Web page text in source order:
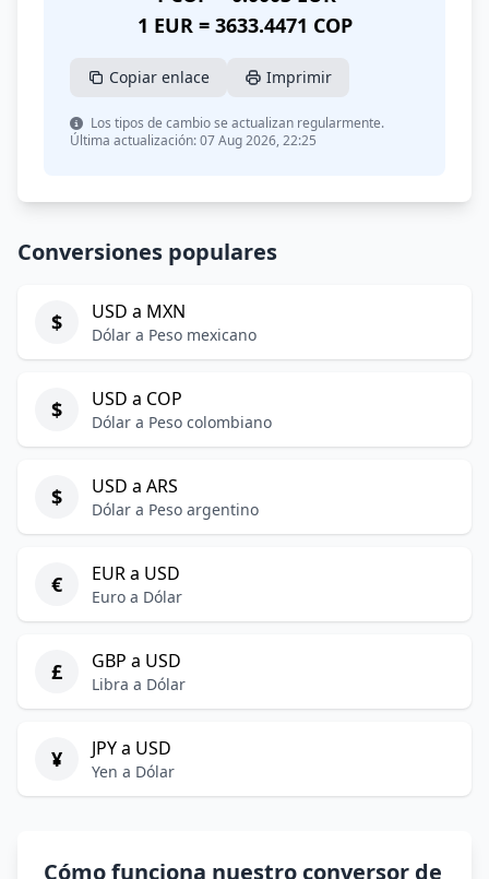
1 EUR = 3633.4471 COP
Copiar enlace Imprimir
Los tipos de cambio se actualizan regularmente.
Última actualización: 07 Aug 2026, 22:25
Conversiones populares
$ USD a MXN
Dólar a Peso mexicano
$ USD a COP
Dólar a Peso colombiano
$ USD a ARS
Dólar a Peso argentino
€ EUR a USD
Euro a Dólar
£ GBP a USD
Libra a Dólar
¥ JPY a USD
Yen a Dólar
Cómo funciona nuestro conversor de